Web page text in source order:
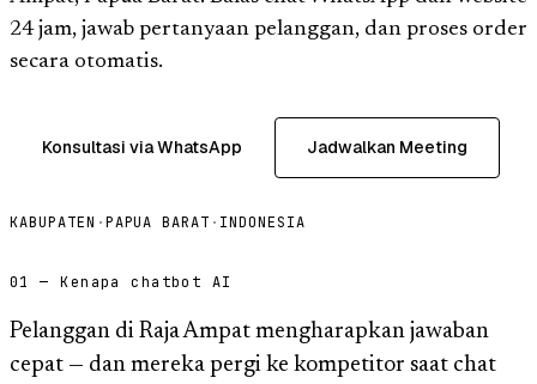
24 jam, jawab pertanyaan pelanggan, dan proses order
secara otomatis.
Konsultasi via WhatsApp Jadwalkan Meeting
KABUPATEN ·PAPUA BARAT · INDONESIA
01 — Kenapa chatbot AI
Pelanggan di Raja Ampat mengharapkan jawaban
cepat — dan mereka pergi ke kompetitor saat chat